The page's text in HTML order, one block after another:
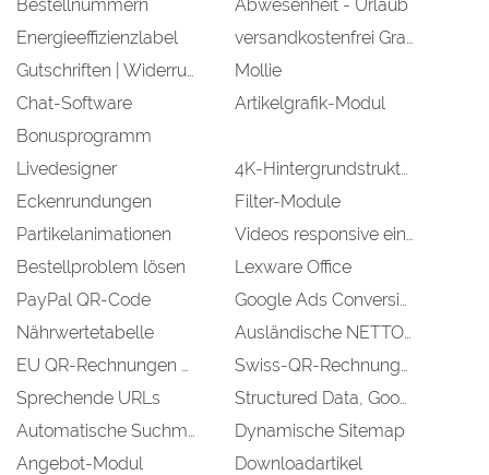
Bestellnummern
Abwesenheit - Urlaub
Energieeffizienzlabel
versandkostenfrei Grafik
Gutschriften | Widerruf | Storno
Mollie
Chat-Software
Artikelgrafik-Modul
Bonusprogramm
Livedesigner
4K-Hintergrundstruktur
Eckenrundungen
Filter-Module
Partikelanimationen
Videos responsive einbinden
Bestellproblem lösen
Lexware Office
PayPal QR-Code
Google Ads Conversion
Nährwertetabelle
Ausländische NETTO-Bestellungen nachbearbeiten
EU QR-Rechnungen & E-Mails
Swiss-QR-Rechnungen & Zahlschein
Sprechende URLs
Structured Data, Google Microdata
Automatische Suchmaschinenoptimierung
Dynamische Sitemap
Angebot-Modul
Downloadartikel